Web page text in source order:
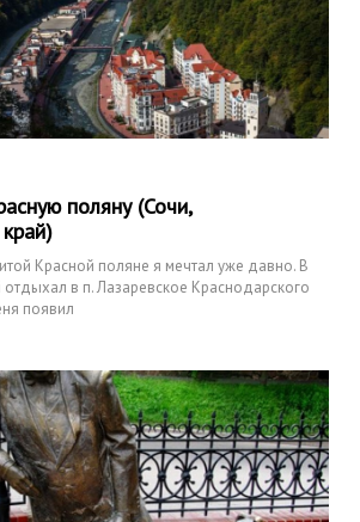
поляну (Сочи,
Красной поляне я мечтал уже давно. В
отдыхал в п. Лазаревское Краснодарского
появил